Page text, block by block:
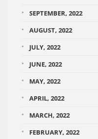
SEPTEMBER, 2022
AUGUST, 2022
JULY, 2022
JUNE, 2022
MAY, 2022
APRIL, 2022
MARCH, 2022
FEBRUARY, 2022